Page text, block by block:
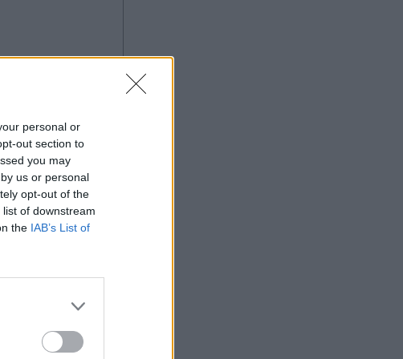
personal or
out section to
you may
us or personal
opt-out of the
of downstream
the IAB’s List of
ο πόντος.